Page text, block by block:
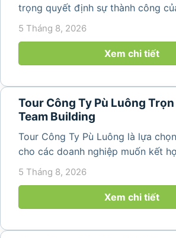
trọng quyết định sự thành công
trình du lịch doanh nghiệp. Một
giây vui vẻ, sôi động mà còn...
5 Tháng 8, 2026
Xem chi tiết
Tour Công Ty Pù Luông
Team Building
Tour Công Ty Pù Luông là lựa
cho các doanh nghiệp muốn kết
team building và gắn kết tập thể
thiên nhiên trong lành. Chỉ cách Hà
Hóa vài giờ di chuyển,...
5 Tháng 8, 2026
Xem chi tiết